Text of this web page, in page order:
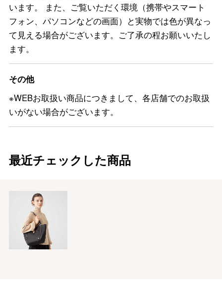
います。 また、ご覧いただく環境（携帯やスマート
フォン、パソコンなどの画面）と実物では色が異なっ
て見える場合がございます。ご了承の程お願いいたし
ます。
その他
※WEBお取扱い商品につきまして、各店舗でのお取扱
いがない場合がございます。
最近チェックした商品